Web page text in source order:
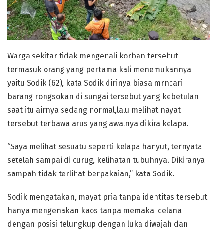
Warga sekitar tidak mengenali korban tersebut
termasuk orang yang pertama kali menemukannya
yaitu Sodik (62), kata Sodik dirinya biasa mrncari
barang rongsokan di sungai tersebut yang kebetulan
saat itu airnya sedang normal,lalu melihat nayat
tersebut terbawa arus yang awalnya dikira kelapa.
“Saya melihat sesuatu seperti kelapa hanyut, ternyata
setelah sampai di curug, kelihatan tubuhnya. Dikiranya
sampah tidak terlihat berpakaian,” kata Sodik.
Sodik mengatakan, mayat pria tanpa identitas tersebut
hanya mengenakan kaos tanpa memakai celana
dengan posisi telungkup dengan luka diwajah dan